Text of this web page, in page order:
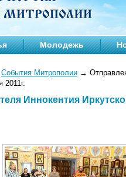
Молодежь
События Митрополии →
2011г.
Иннокентия